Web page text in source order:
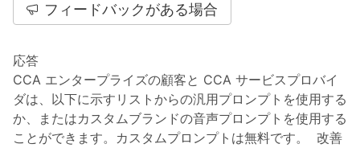
フィードバックがある場合
応答
CCA エンタープライズの顧客と CCA サービスプロバイ
ダは、以下に示すリストからの汎用プロンプトを使用する
か、またはカスタムブランドの音声プロンプトを使用する
ことができます。カスタムプロンプトは無料です。 改善